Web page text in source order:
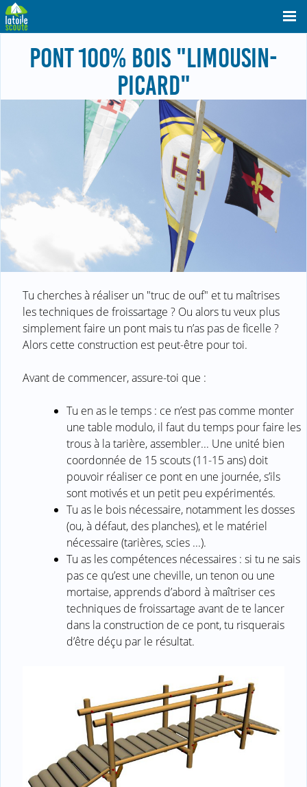
PONT 100% BOIS "LIMOUSIN-
PICARD"
Tu cherches à réaliser un "truc de ouf" et tu maîtrises
les techniques de froissartage ? Ou alors tu veux plus
simplement faire un pont mais tu n’as pas de ficelle ?
Alors cette construction est peut-être pour toi.
Avant de commencer, assure-toi que :
Tu en as le temps : ce n’est pas comme monter
une table modulo, il faut du temps pour faire les
trous à la tarière, assembler... Une unité bien
coordonnée de 15 scouts (11-15 ans) doit
pouvoir réaliser ce pont en une journée, s’ils
sont motivés et un petit peu expérimentés.
Tu as le bois nécessaire, notamment les dosses
(ou, à défaut, des planches), et le matériel
nécessaire (tarières, scies ...).
Tu as les compétences nécessaires : si tu ne sais
pas ce qu’est une cheville, un tenon ou une
mortaise, apprends d’abord à maîtriser ces
techniques de froissartage avant de te lancer
dans la construction de ce pont, tu risquerais
d’être déçu par le résultat.